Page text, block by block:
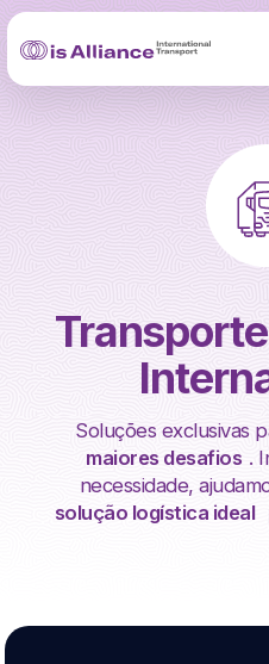
Soluções exclusivas
maiores desafios .
necessidade,
solução logística ideal